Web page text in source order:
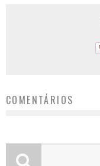
COMENTÁRIOS